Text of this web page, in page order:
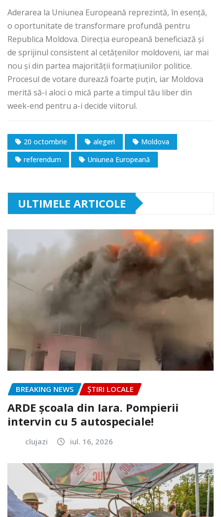
Aderarea la Uniunea Europeană reprezintă, în esență,
o oportunitate de transformare profundă pentru
Republica Moldova. Direcția europeană beneficiază și
de sprijinul consistent al cetățenilor moldoveni, iar mai
nou și din partea majorității formațiunilor politice.
Procesul de votare durează foarte puțin, iar Moldova
merită să-i aloci o mică parte a timpul tău liber din
week-end pentru a-i decide viitorul.
20 octombrie alegeri
Moldova
referendum
Uniunea Europeană
ULTIMELE ARTICOLE
BREAKING NEWS ȘTIRI LOCALE
ARDE școala din Iara. Pompierii
intervin cu 5 autospeciale!
clujazi iul. 16, 2026